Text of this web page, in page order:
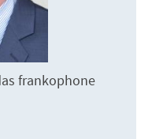
frankophone